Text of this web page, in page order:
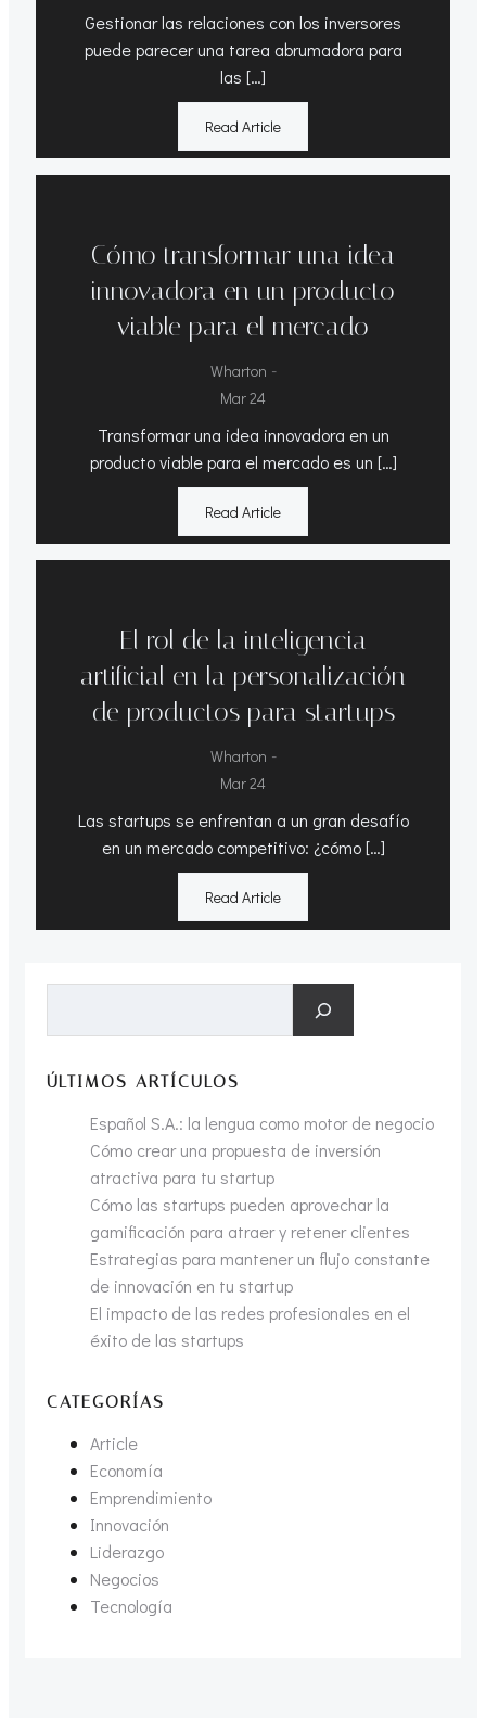
Gestionar las relaciones con los inversores
puede parecer una tarea abrumadora para
las […]
Read Article
Cómo transformar una idea
innovadora en un producto
viable para el mercado
Wharton -
Mar 24
Transformar una idea innovadora en un
producto viable para el mercado es un […]
Read Article
El rol de la inteligencia
artificial en la personalización
de productos para startups
Wharton -
Mar 24
Las startups se enfrentan a un gran desafío
en un mercado competitivo: ¿cómo […]
Read Article
ÚLTIMOS ARTÍCULOS
Español S.A.: la lengua como motor de negocio
Cómo crear una propuesta de inversión
atractiva para tu startup
Cómo las startups pueden aprovechar la
gamificación para atraer y retener clientes
Estrategias para mantener un flujo constante
de innovación en tu startup
El impacto de las redes profesionales en el
éxito de las startups
CATEGORÍAS
Article
Economía
Emprendimiento
Innovación
Liderazgo
Negocios
Tecnología